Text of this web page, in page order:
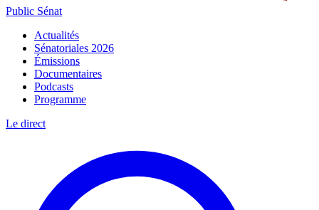
Public Sénat
Actualités
Sénatoriales 2026
Émissions
Documentaires
Podcasts
Programme
Le direct